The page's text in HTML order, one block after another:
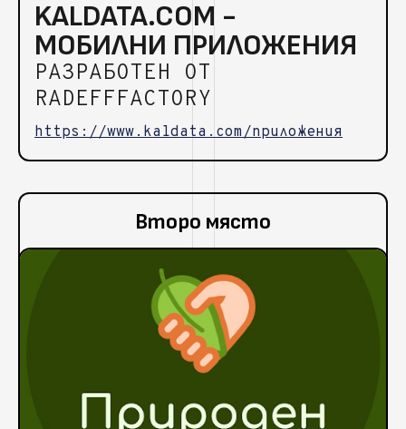
KALDATA.COM -
МОБИЛНИ ПРИЛОЖЕНИЯ
РАЗРАБОТЕН ОТ
RADEFFFACTORY
https://www.kaldata.com/приложения
Второ място